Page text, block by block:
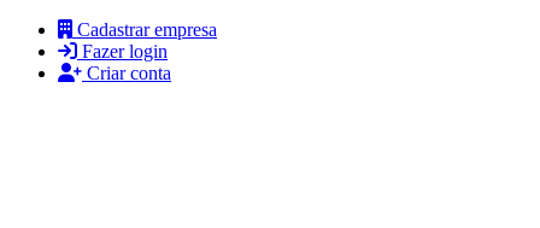
Cadastrar empresa
Fazer login
Criar conta